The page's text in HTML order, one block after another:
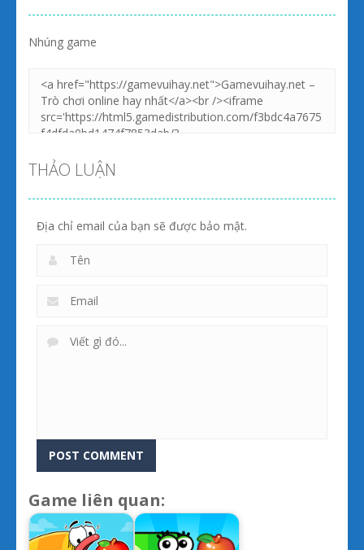
Nhúng game
THẢO LUẬN
Địa chỉ email của bạn sẽ được bảo mật.
Game liên quan: